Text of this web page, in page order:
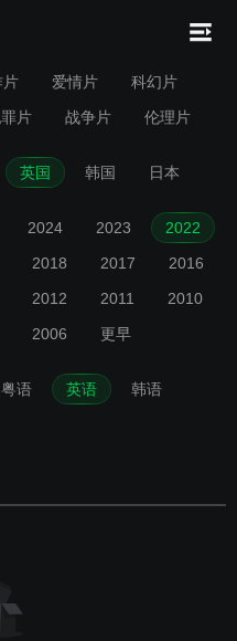
片 爱情片
科幻片
片 战争片 伦理片
英国 韩国 日本
2024 2023
2022
2018 2017
2016
2012 2011
2010
2006 更早
粤语 英语
韩语